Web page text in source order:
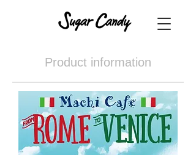
Product information